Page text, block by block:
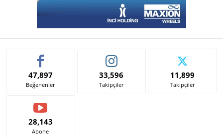
47,897
Beğenenler
33,596
Takipçiler
11,899
Takipçiler
28,143
Abone